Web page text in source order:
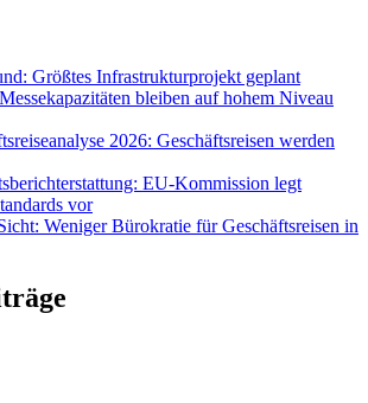
Größtes Infrastrukturprojekt geplant
bleiben auf hohem Niveau
2026: Geschäftsreisen werden
EU-Kommission legt
vor
Weniger Bürokratie für Geschäftsreisen in